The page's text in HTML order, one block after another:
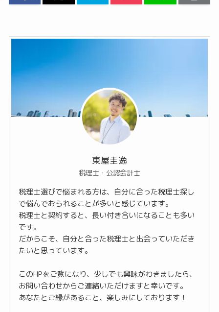
東屋圭逸
税理士・公認会計士
税理士選びで悩まれる方は、自分に合った税理士探し
で悩んでおられることが多いと感じています。
税理士と契約すると、長い付き合いになることも多い
です。
だからこそ、自分と合った税理士と出会っていただき
たいと思っています。
このHPをご覧になり、少しでも興味がわきましたら、
お問い合わせからご連絡いただけますと幸いです。
あなたとご縁があること、楽しみにしております！